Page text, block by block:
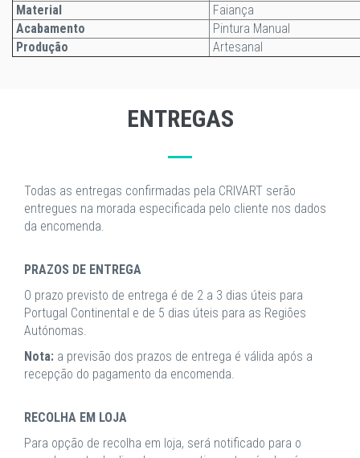
Material
Faiança
Acabamento
Pintura Manual
Produção
Artesanal
ENTREGAS
Todas as entregas confirmadas pela CRIVART serão
entregues na morada especificada pelo cliente nos dados
da encomenda.
PRAZOS DE ENTREGA
O prazo previsto de entrega é de 2 a 3 dias úteis para
Portugal Continental e de 5 dias úteis para as Regiões
Autónomas.
Nota: a previsão dos prazos de entrega é válida após a
recepção do pagamento da encomenda.
RECOLHA EM LOJA
Para opção de recolha em loja, será notificado para o